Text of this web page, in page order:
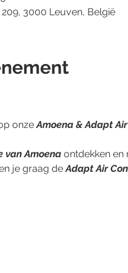
3000 Leuven, België
onze Amoena & Adapt
van Amoena ontdekken en
je graag de Adapt Air